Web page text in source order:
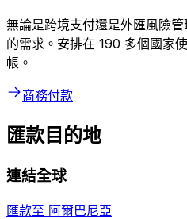
無論是跨境支付還是外匯風險
的需求。安排在 190 多個國家
帳。
商務付款
匯款目的地
連結全球
匯款至 阿爾巴尼亞